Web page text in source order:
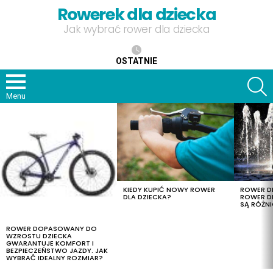
Rowerek dla dziecka
Jak wybrać rower dla dziecka
OSTATNIE
Menu
ROWER DOPASOWANY DO
WZROSTU DZIECKA
GWARANTUJE KOMFORT I
BEZPIECZEŃSTWO JAZDY. JAK
WYBRAĆ IDEALNY ROZMIAR?
KIEDY KUPIĆ NOWY ROWER
DLA DZIECKA?
ROWER
ROWER
SĄ